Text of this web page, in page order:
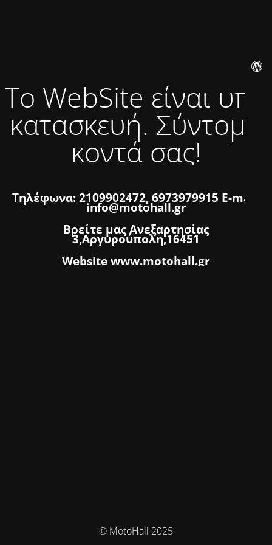
Το WebSite είναι υπό
κατασκευή. Σύντομα
κοντά σας!
Τηλέφωνα: 2109902472, 6973979915 E-mail:
info@motohall.gr
Βρείτε μας Ανεξαρτησίας
3,Αργυρούπολη,16451
Website www.motohall.gr
© MotoHall 2025